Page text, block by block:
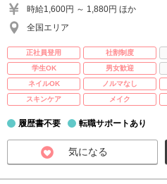
時給1,600円 ～ 1,880円 ほか
全国エリア
正社員登用 社割制度
学生OK
男女歓迎
ネイルOK
ノルマなし
スキンケア
メイク
履歴書不要 転職サポートあり
気になる